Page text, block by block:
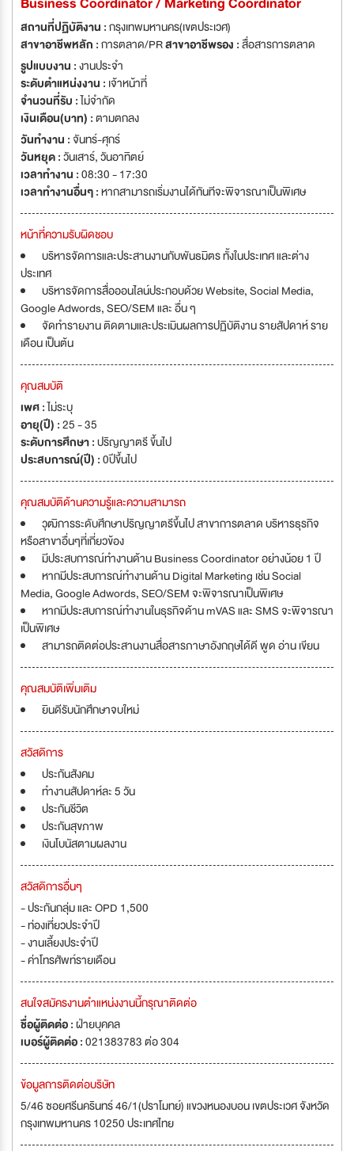
สถานที่ปฏิบัติงาน :กรุงเทพมหานคร(เขตประเวศ)
สาขาอาชีพหลัก :การตลาด/PRสาขาอาชีพรอง :สื่อสารการตลาด
รูปแบบงาน :งานประจำ
ระดับตำแหน่งงาน : เจ้าหน้าที่
จำนวนที่รับ :ไม่จำกัด
เงินเดือน(บาท) :ตามตกลง
วันทำงาน :จันทร์-ศุกร์
วันหยุด :วันเสาร์,วันอาทิตย์
เวลาทำงาน :08:30 - 17:30
เวลาทำงานอื่นๆ :หากสามารถเริ่มงานได้ทันทีจะพิจารณาเป็นพิเศษ
หน้าที่ความรับผิดชอบ
บริหารจัดการและประสานงานกับพันธมิตร ทั้งในประเทศ และต่าง
ประเทศ
บริหารจัดการสื่อออนไลน์ประกอบด้วย Website, Social Media,
Google Adwords, SEO/SEM และ อื่น ๆ
จัดทำรายงาน ติดตามและประเมินผลการปฏิบัติงาน รายสัปดาห์ ราย
เดือน เป็นต้น
คุณสมบัติ
เพศ :ไม่ระบุ
อายุ(ปี) :25 - 35
ระดับการศึกษา :ปริญญาตรี ขึ้นไป
ประสบการณ์(ปี) :0ปีขึ้นไป
คุณสมบัติด้านความรู้และความสามารถ
วุฒิการระดับศึกษาปริญญาตรีขึ้นไป สาขาการตลาด บริหารธุรกิจ
หรือสาขาอื่นๆที่เกี่ยวข้อง
มีประสบการณ์ทำงานด้าน Business Coordinator อย่างน้อย 1 ปี
หากมีประสบการณ์ทำงานด้าน Digital Marketing เช่น Social
Media, Google Adwords, SEO/SEM จะพิจารณาเป็นพิเศษ
หากมีประสบการณ์ทำงานในธุรกิจด้าน mVAS และ SMS จะพิจารณา
เป็นพิเศษ
สามารถติดต่อประสานงานสื่อสารภาษาอังกฤษได้ดี พูด อ่าน เขียน
คุณสมบัติเพิ่มเติม
ยินดีรับนักศึกษาจบใหม่
สวัสดิการ
ประกันสังคม
ทำงานสัปดาห์ละ 5 วัน
ประกันชีวิต
ประกันสุขภาพ
เงินโบนัสตามผลงาน
สวัสดิการอื่นๆ
- ประกันกลุ่ม และ OPD 1,500
- ท่องเที่ยวประจำปี
- งานเลี้ยงประจำปี
- ค่าโทรศัพท์รายเดือน
สนใจสมัครงานตำแหน่งงานนี้กรุณาติดต่อ
ชื่อผู้ติดต่อ :ฝ่ายบุคคล
เบอร์ผู้ติดต่อ :021383783 ต่อ 304
ข้อมูลการติดต่อบริษัท
5/46 ซอยศรีนครินทร์ 46/1(ปราโมทย์) แขวงหนองบอน เขตประเวศ จังหวัด
กรุงเทพมหานคร 10250 ประเทศไทย